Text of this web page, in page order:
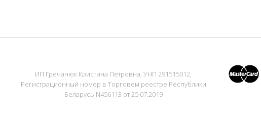
ИП Гречанюк Кристина Петровна, УНП 291515012,
Регистрационный номер в Торговом реестре Республики
Беларусь N456113 от 25.07.2019